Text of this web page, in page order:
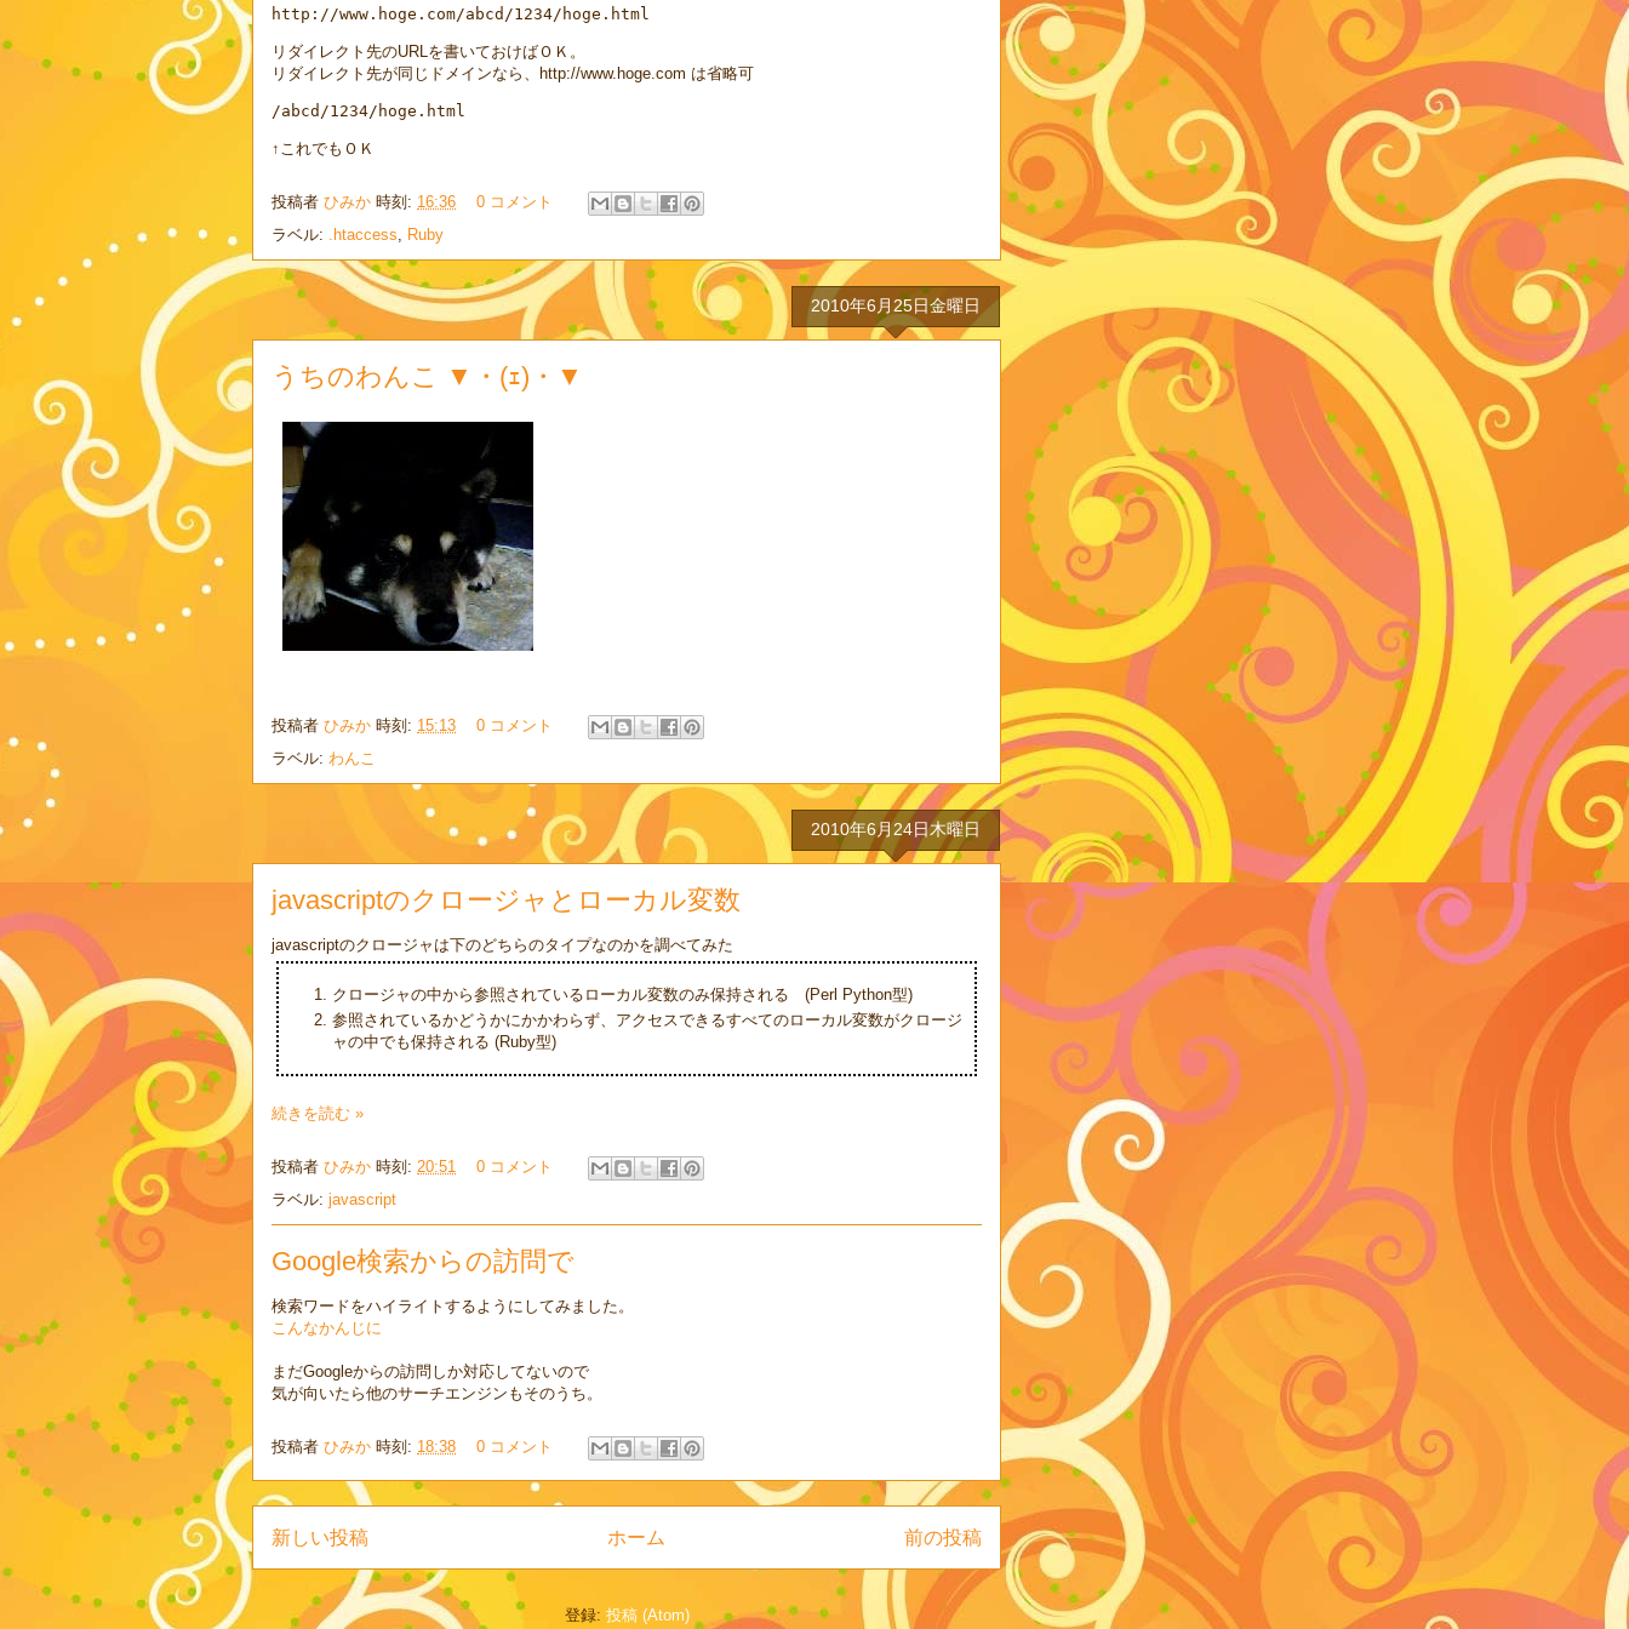
http://www.hoge.com/abcd/1234/hoge.html
リダイレクト先のURLを書いておけばＯＫ。
リダイレクト先が同じドメインなら、http://www.hoge.com は省略可
/abcd/1234/hoge.html
↑これでもＯＫ
投稿者 ひみか 時刻: 16:36
0 コメント
ラベル: .htaccess, Ruby
2010年6月25日金曜日
うちのわんこ ▼・(ｪ)・▼
投稿者 ひみか 時刻: 15:13
0 コメント
ラベル: わんこ
2010年6月24日木曜日
javascriptのクロージャとローカル変数
javascriptのクロージャは下のどちらのタイプなのかを調べてみた
クロージャの中から参照されているローカル変数のみ保持される (Perl Python型)
参照されているかどうかにかかわらず、アクセスできるすべてのローカル変数がクロージ
ャの中でも保持される (Ruby型)
続きを読む »
投稿者 ひみか 時刻: 20:51
0 コメント
ラベル: javascript
Google検索からの訪問で
検索ワードをハイライトするようにしてみました。
こんなかんじに
まだGoogleからの訪問しか対応してないので
気が向いたら他のサーチエンジンもそのうち。
投稿者 ひみか 時刻: 18:38 0 コメント
新しい投稿 前の投稿
ホーム
登録: 投稿 (Atom)